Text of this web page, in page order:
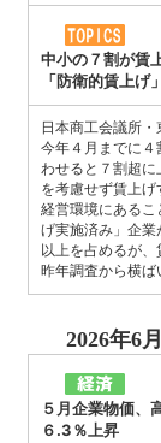
中小の７割が賃
「防衛的賃上げ
日本商工会議所・
今年４月までに
わせると７割超
を考慮せず賃上
経営環境にある
げ実施済み」企
以上を占めるが
昨年調査から横ば
2026年6
５月企業物価、
６.3％上昇